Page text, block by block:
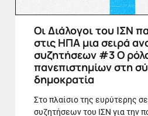
Οι Διάλογοι του ΙΣΝ
στις ΗΠΑ μια σειρά
συζητήσεων #3 Ο
πανεπιστημίων στη
δημοκρατία
Στο πλαίσιο της ευρύτερης
συζητήσεων του ΙΣΝ για την